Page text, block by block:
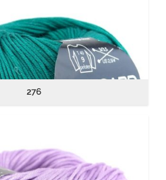
276